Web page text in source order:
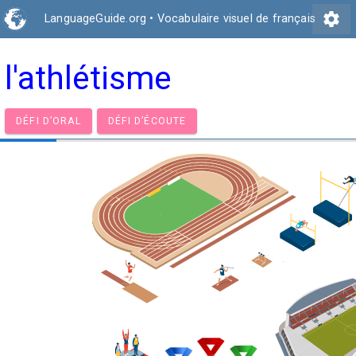
LanguageGuide.org • Vocabulaire visuel de français settings
l'athlétisme
DÉFI D’ORAL DÉFI D’ÉCOUTE